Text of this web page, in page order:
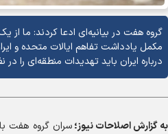
گروه هفت در بیانیه‌ای ادعا کردند: ما از
مکمل یادداشت تفاهم ایالات متحده و
درباره ایران باید تهدیدات منطقه‌ای را در
به گزارشاصلاحات نیوز؛سران گروه هفت